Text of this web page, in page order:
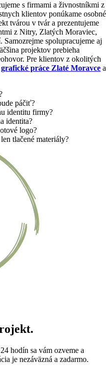
s firmami a živnostníkmi z
klientov ponúkame osobné
tvárou v tvár a prezentujeme
z Nitry, Zlatých Moraviec,
spolupracujeme aj
projektov prebieha
Pre klientov z okolitých
grafické práce Zlaté Moravce a
páčiť?
identitu firmy?
identita?
logo?
tlačené materiály?
hodín sa vám ozveme a
je nezáväzná a zadarmo.